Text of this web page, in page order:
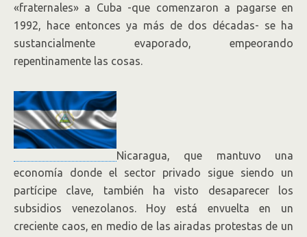
«fraternales» a Cuba -que comenzaron a pagarse en
1992, hace entonces ya más de dos décadas- se ha
sustancialmente evaporado, empeorando
repentinamente las cosas.
Nicaragua, que mantuvo una
economía donde el sector privado sigue siendo un
partícipe clave, también ha visto desaparecer los
subsidios venezolanos. Hoy está envuelta en un
creciente caos, en medio de las airadas protestas de un